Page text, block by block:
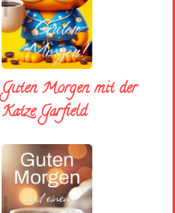
Guten Morgen mit der
Katze Garfield